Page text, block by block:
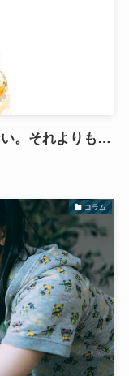
。それよりも…
コラム